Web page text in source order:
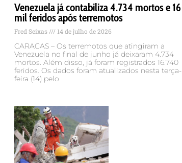
Venezuela já contabiliza 4.734 mortos e 16
mil feridos após terremotos
Fred Seixas 14 de julho de 2026
CARACAS – Os terremotos que atingiram a
Venezuela no final de junho já deixaram 4.734
mortos. Além disso, já foram registrados 16.740
feridos. Os dados foram atualizados nesta terça-
feira (14) pelo